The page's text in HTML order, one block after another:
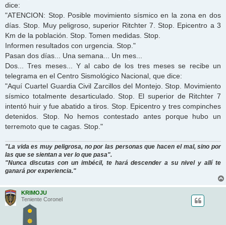
e
dice:
"ATENCION: Stop. Posible movimiento sísmico en la zona en dos
días. Stop. Muy peligroso, superior Ritchter 7. Stop. Epicentro a 3
Km de la población. Stop. Tomen medidas. Stop.
Informen resultados con urgencia. Stop."
Pasan dos días... Una semana... Un mes...
Dos... Tres meses... Y al cabo de los tres meses se recibe un
telegrama en el Centro Sismológico Nacional, que dice:
"Aquí Cuartel Guardia Civil Zarcillos del Montejo. Stop. Movimiento
sísmico totalmente desarticulado. Stop. El superior de Ritchter 7
intentó huir y fue abatido a tiros. Stop. Epicentro y tres compinches
detenidos. Stop. No hemos contestado antes porque hubo un
terremoto que te cagas. Stop."
"La vida es muy peligrosa, no por las personas que hacen el mal, sino por
las que se sientan a ver lo que pasa".
"Nunca discutas con un imbécil, te hará descender a su nivel y allí te
ganará por experiencia."
KRIMOJU
Teniente Coronel